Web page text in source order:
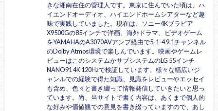
きな湘南在住の管理人です。東京に住んでいた頃は、ハ
イエンドオーディオ、ハイエンドホームシアターなど趣
味で実践していました。現在は、ソニー4Kブラビア
X9500Gの85インチで洋画、海外ドラマ、ビデオゲーム
をYAMAHAのA3070AVアンプ経由で5-1-4 9.1チャンネル
のDolby Atmos環境で楽しんでいます。映画やゲームレ
ビューはこのシステムかサブシステムのLG 55インチ
NANO91 4K 120Hzで検証しています。様々な幅広いジ
ャンルでの経験で得た知識、見識をレビューやエッセイ
も含め、色々と書き綴って情報発信していきたいと思っ
ています。尚、当サイトで書く内容は、あくまで個人的
な好みや価値観での意見を書き綴っていますので、あし